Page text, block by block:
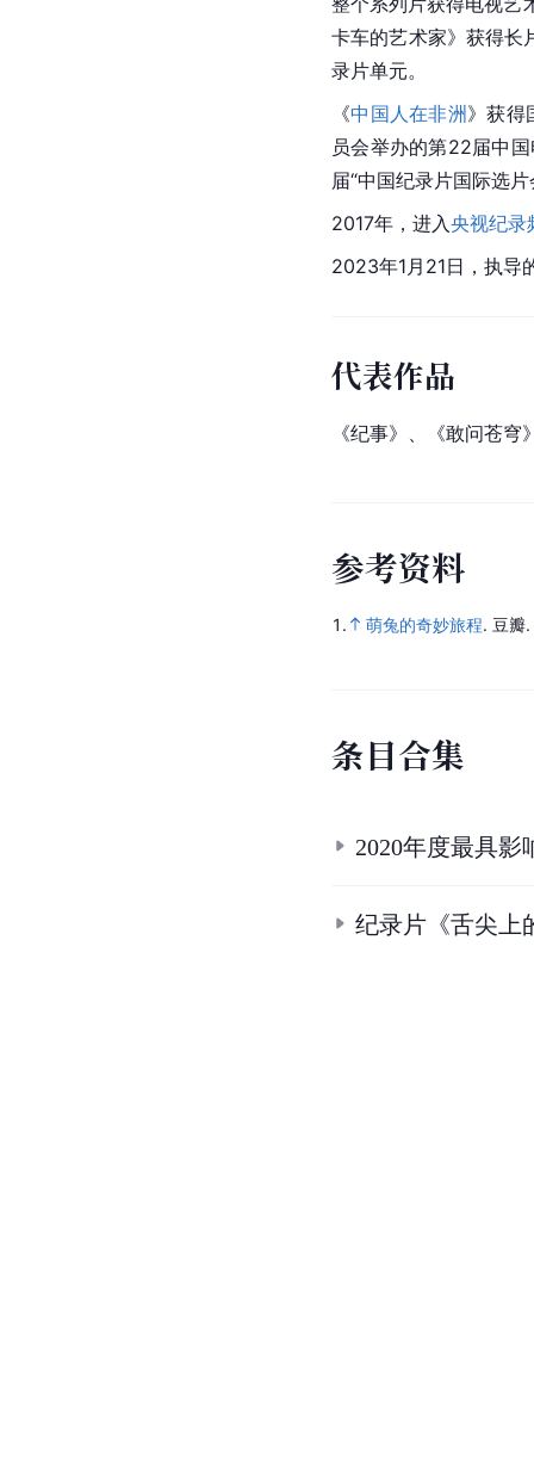
卡车的艺术家》获得长
录片单元。
《中国人在非洲》获得
员会举办的第22届中
届“中国纪录片国际选
2017年，进入央视纪录
2023年1月21日，执导
代表作品
《纪事》、《敢问苍穹
参考资料
1. 萌兔的奇妙旅程. 豆瓣.
条目合集
2020年度最具影
纪录片《舌尖上